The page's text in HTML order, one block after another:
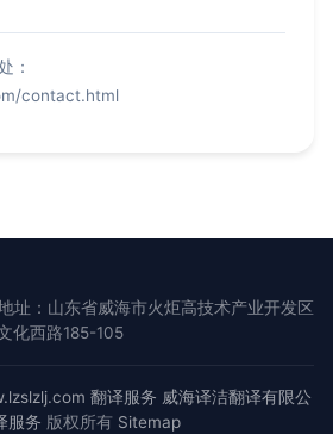
：
contact.html
址：山东省威海市火炬高技术产业开发区
化西路185-105
翻译服务 威海译洁翻译有限公
服务 版权所有 Sitemap